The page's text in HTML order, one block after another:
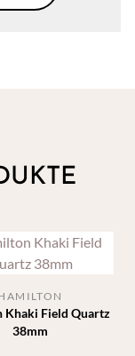
Khaki Field Quartz
38mm